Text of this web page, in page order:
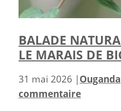
BALADE
LE MARAIS DE
31 mai 2026 |Ouganda
commentaire